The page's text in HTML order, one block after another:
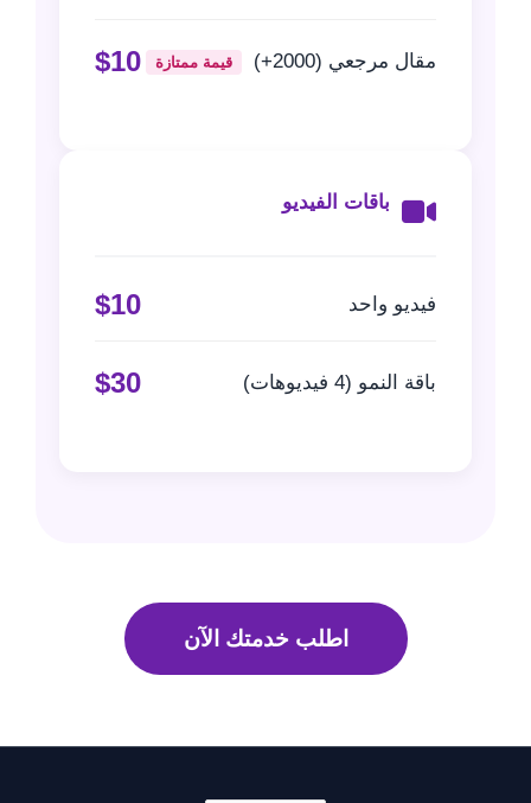
مقال مرجعي (2000+) قيمة ممتازة $10
باقات الفيديو
فيديو واحد $10
باقة النمو (4 فيديوهات) $30
اطلب خدمتك الآن